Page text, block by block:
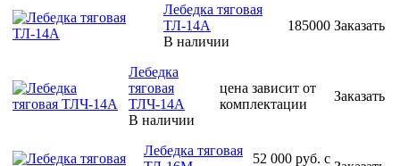
Лебедка тяговая
ТЛ-14А
В наличии
185000 Заказать
Лебедка
тяговая
ТЛЧ-14А
В наличии
цена зависит от
комплектации
Заказать
Лебедка тяговая
52 000 руб. с